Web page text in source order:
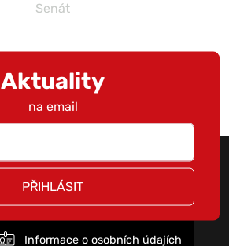
Senát
Aktuality
na email
PŘIHLÁSIT
Informace o osobních údajích